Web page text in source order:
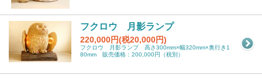
フクロウ 月影ランプ
220,000円(税20,000円)
フクロウ 月影ランプ 高さ300mm×幅320mm×奥行き1
80mm 販売価格：200,000円（税別）